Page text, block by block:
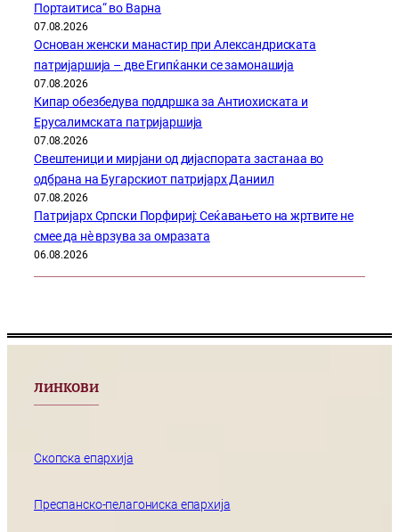
Портаитиса“ во Варна
07.08.2026
Основан женски манастир при Александриската
патријаршија – две Египќанки се замонашија
07.08.2026
Кипар обезбедува поддршка за Антиохиската и
Ерусалимската патријаршија
07.08.2026
Свештеници и мирјани од дијаспората застанаа во
одбрана на Бугарскиот патријарх Даниил
07.08.2026
Патријарх Српски Порфириј: Сеќавањето на жртвите не
смее да нѐ врзува за омразата
06.08.2026
ЛИНКОВИ
Скопска епархија
Преспанско-пелагониска епархија